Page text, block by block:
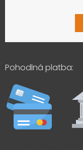
Pohodlná platba: